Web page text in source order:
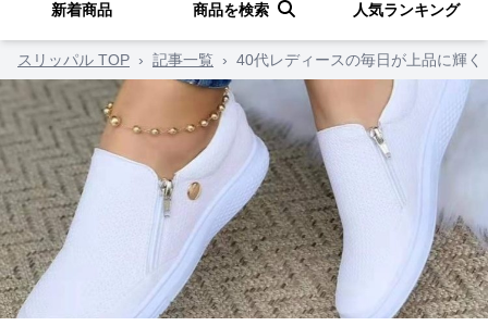
新着商品 商品を検索 人気ランキング
スリッパル TOP › 記事一覧 › 40代レディースの毎日が上品に輝